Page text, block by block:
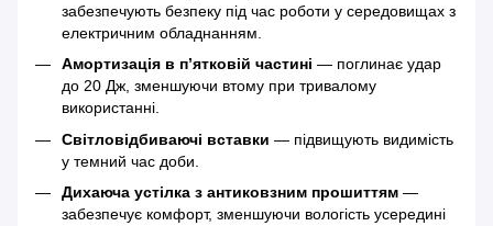
забезпечують безпеку під час роботи у середовищах з
електричним обладнанням.
Амортизація в п’ятковій частині — поглинає удар
до 20 Дж, зменшуючи втому при тривалому
використанні.
Світловідбиваючі вставки — підвищують видимість
у темний час доби.
Дихаюча устілка з антиковзним прошиттям —
забезпечує комфорт, зменшуючи вологість усередині